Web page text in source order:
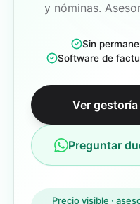
y nóminas.
Sin
Software de
Ver
Preguntar
Precio visible ·